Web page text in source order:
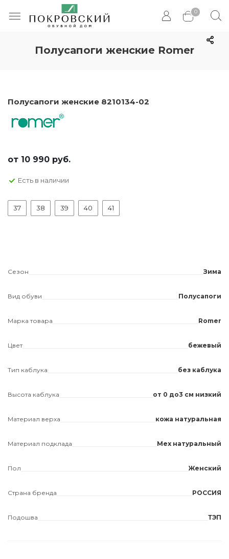
0
Полусапоги женские Romer
Полусапоги женские 8210134-02
от 10 990 руб.
Есть в наличии
37 38 39 40 41
Сезон Зима
Вид обуви Полусапоги
Марка товара Romer
Цвет бежевый
Тип каблука без каблука
Высота каблука от 0 до3 см низкий
Материал верха кожа натуральная
Материал подклада Мех натуральный
Пол Женский
Страна бренда РОССИЯ
Подошва ТЭП